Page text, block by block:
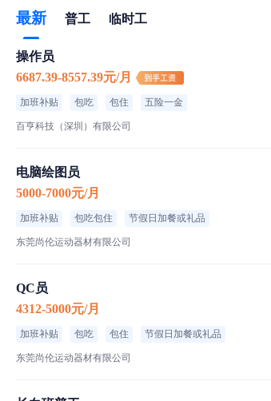
最新 普工 临时工
操作员
6687.39-8557.39元/月
加班补贴 包吃 包住 五险一金
百亨科技（深圳）有限公司
电脑绘图员
5000-7000元/月
加班补贴 包吃包住 节假日加餐或礼品
东莞尚伦运动器材有限公司
QC员
4312-5000元/月
加班补贴 包吃 包住 节假日加餐或礼品
东莞尚伦运动器材有限公司